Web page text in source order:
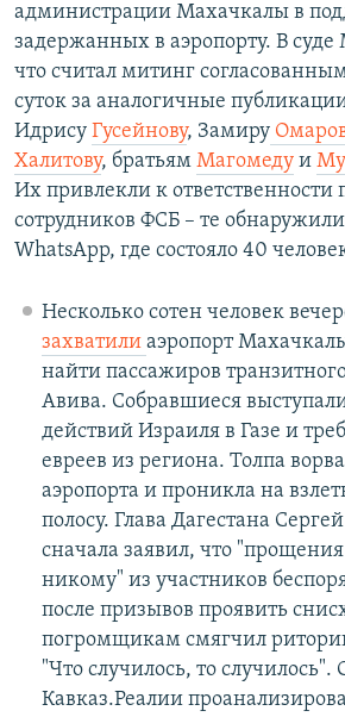
администрации Махачкалы в
задержанных в аэропорту. В суде
что считал митинг
суток за аналогичные
Идрису Гусейнову, Замиру
Халитову, братьям Магомеду и
Их привлекли к ответственности
сотрудников ФСБ – те
WhatsApp, где состояло 40
Несколько сотен человек
захватили аэропорт
найти пассажиров
Авива. Собравшиеся
действий Израиля в Газе и
евреев из региона. Толпа
аэропорта и проникла на
полосу. Глава Дагестана
сначала заявил, что "прощения
никому" из участников
после призывов проявить
погромщикам смягчил
"Что случилось, то случилось".
Кавказ.Реалии